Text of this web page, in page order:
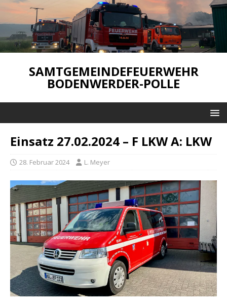
SAMTGEMEINDEFEUERWEHR
BODENWERDER-POLLE
Einsatz 27.02.2024 – F LKW A: LKW
28. Februar 2024 L. Meyer